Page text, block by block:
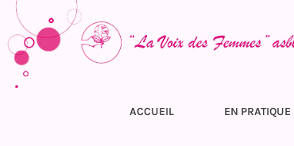
ACCUEIL EN PRATIQUE